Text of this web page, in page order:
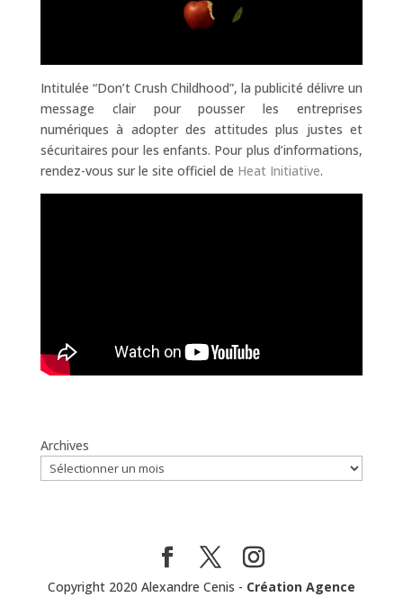
Intitulée “Don’t Crush Childhood”, la publicité délivre un
message clair pour pousser les entreprises
numériques à adopter des attitudes plus justes et
sécuritaires pour les enfants. Pour plus d’informations,
rendez-vous sur le site officiel de Heat Initiative.
Archives
Copyright 2020 Alexandre Cenis - Création Agence